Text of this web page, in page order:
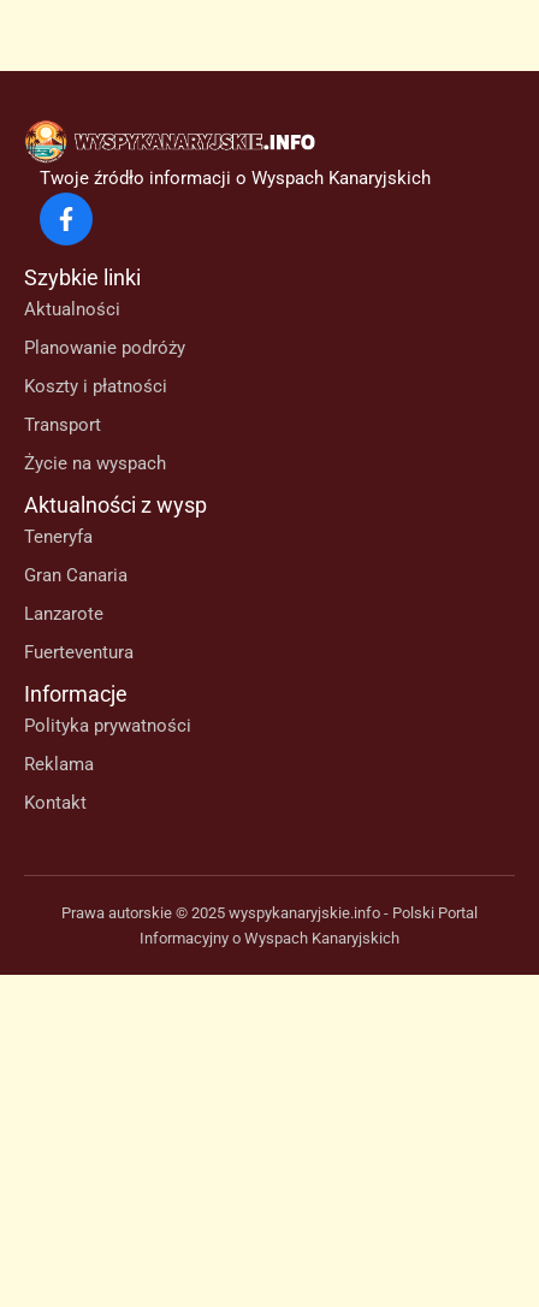
Twoje źródło informacji o Wyspach Kanaryjskich
Szybkie linki
Aktualności
Planowanie podróży
Koszty i płatności
Transport
Życie na wyspach
Aktualności z wysp
Teneryfa
Gran Canaria
Lanzarote
Fuerteventura
Informacje
Polityka prywatności
Reklama
Kontakt
Prawa autorskie © 2025 wyspykanaryjskie.info - Polski Portal
Informacyjny o Wyspach Kanaryjskich